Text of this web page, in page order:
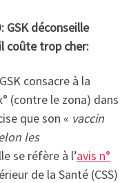
GSK déconseille
coûte trop cher:
consacre à la
(contre le zona) dans
que son « vaccin
les
se réfère à l’avis n°
de la Santé (CSS)